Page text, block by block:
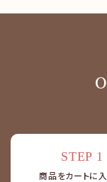
STEP 1
商品をカートに